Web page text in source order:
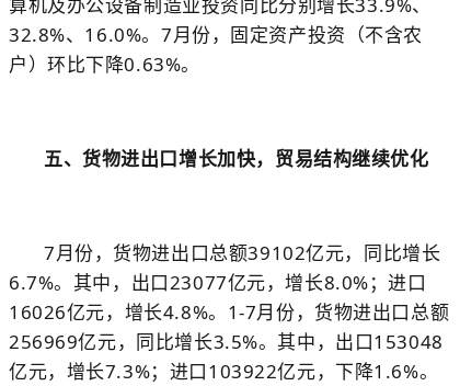
算机及办公设备制造业投资同比分别增长33.9%、
32.8%、 16.0%。 7月份，固定资产投资（不含农
户）环比下降0.63%。
五、货物进出口增长加快，贸易结构继续优化
7月份，货物进出口总额39102亿元，同比增长
6.7%。其中，出口23077亿元，增长8.0%；进口
16026亿元，增长4.8%。 1-7月份，货物进出口总额
256969亿元，同比增长3.5%。其中，出口153048
亿元，增长7.3%；进口103922亿元，下降1.6%。